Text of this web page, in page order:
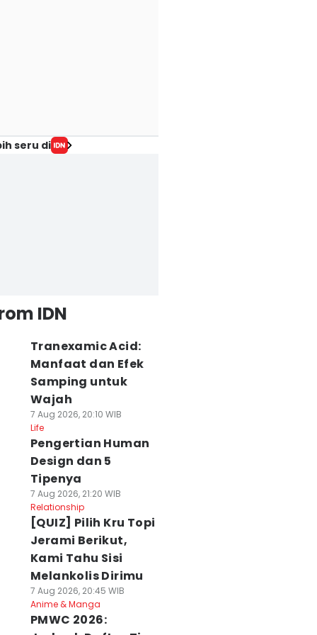
seru di
IDN
Tranexamic Acid:
Manfaat dan Efek
Samping untuk
Wajah
7 Aug 2026, 20:10 WIB
Life
Pengertian Human
Design dan 5
Tipenya
7 Aug 2026, 21:20 WIB
Relationship
[QUIZ] Pilih Kru Topi
Jerami Berikut,
Kami Tahu Sisi
Melankolis Dirimu
7 Aug 2026, 20:45 WIB
Anime & Manga
PMWC 2026: